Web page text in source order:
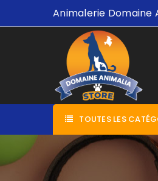
Animalerie Domaine
TOUTES LES